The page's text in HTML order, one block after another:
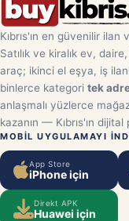
Kıbrıs'ın en güvenilir
Satılık ve kiralık ev,
araç; ikinci el eşya, iş
binlerce kategori tek
anlaşmalı yüzlerce
kazanın — Kıbrıs'ın
MOBIL UYGULAMAYI
App Store
iPhone için
Direkt APK
Huawei için